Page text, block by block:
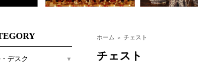
デスク
ホーム ＞ チェスト
チェスト